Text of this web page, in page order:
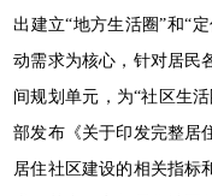
出建立“地方生活圈”和“
动需求为核心，针对居民
间规划单元，为“社区生
部发布《关于印发完整居
居住社区建设的相关指标